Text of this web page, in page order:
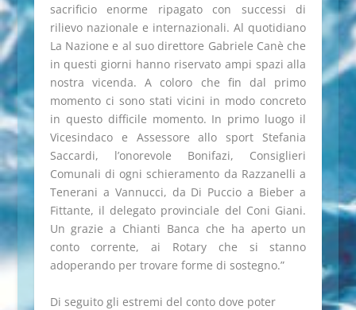
sacrificio enorme ripagato con successi di
rilievo nazionale e internazionali. Al quotidiano
La Nazione e al suo direttore Gabriele Canè che
in questi giorni hanno riservato ampi spazi alla
nostra vicenda. A coloro che fin dal primo
momento ci sono stati vicini in modo concreto
in questo difficile momento. In primo luogo il
Vicesindaco e Assessore allo sport Stefania
Saccardi, l’onorevole Bonifazi, Consiglieri
Comunali di ogni schieramento da Razzanelli a
Tenerani a Vannucci, da Di Puccio a Bieber a
Fittante, il delegato provinciale del Coni Giani.
Un grazie a Chianti Banca che ha aperto un
conto corrente, ai Rotary che si stanno
adoperando per trovare forme di sostegno.”
Di seguito gli estremi del conto dove poter